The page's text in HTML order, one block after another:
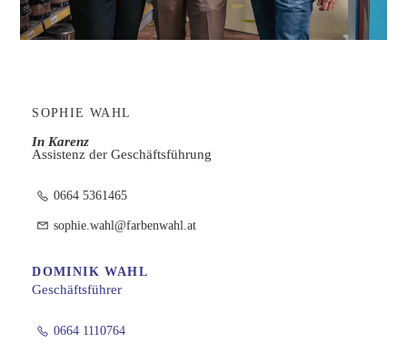
SOPHIE WAHL
In Karenz
Assistenz der Geschäftsführung
0664 5361465
sophie.wahl@farbenwahl.at
DOMINIK WAHL
Geschäftsführer
0664 1110764